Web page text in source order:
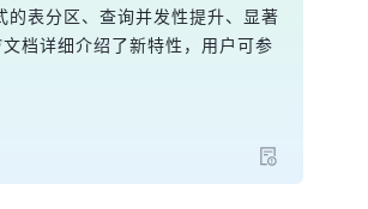
的表分区、查询并发性提升、显著
档详细介绍了新特性，用户可参